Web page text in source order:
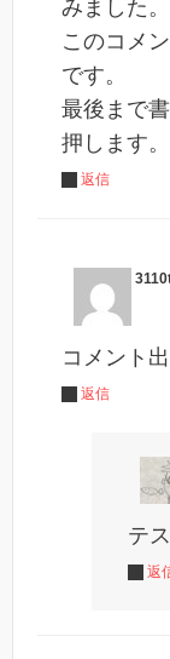
みました。
このコメ
です。
最後まで
押します。
返信
コメント
返信
テ
返